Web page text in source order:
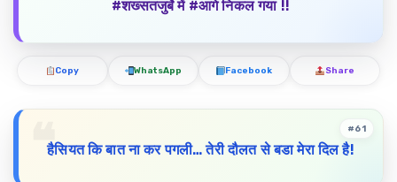
#शख्सतजुर्बे में #आगे निकल गया !!
Copy WhatsApp Facebook Share
हैसियत कि बात ना कर पगली… तेरी दौलत से बडा मेरा दिल है!
#61